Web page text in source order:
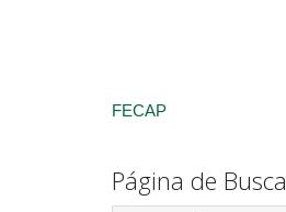
FECAP
Página de Busca